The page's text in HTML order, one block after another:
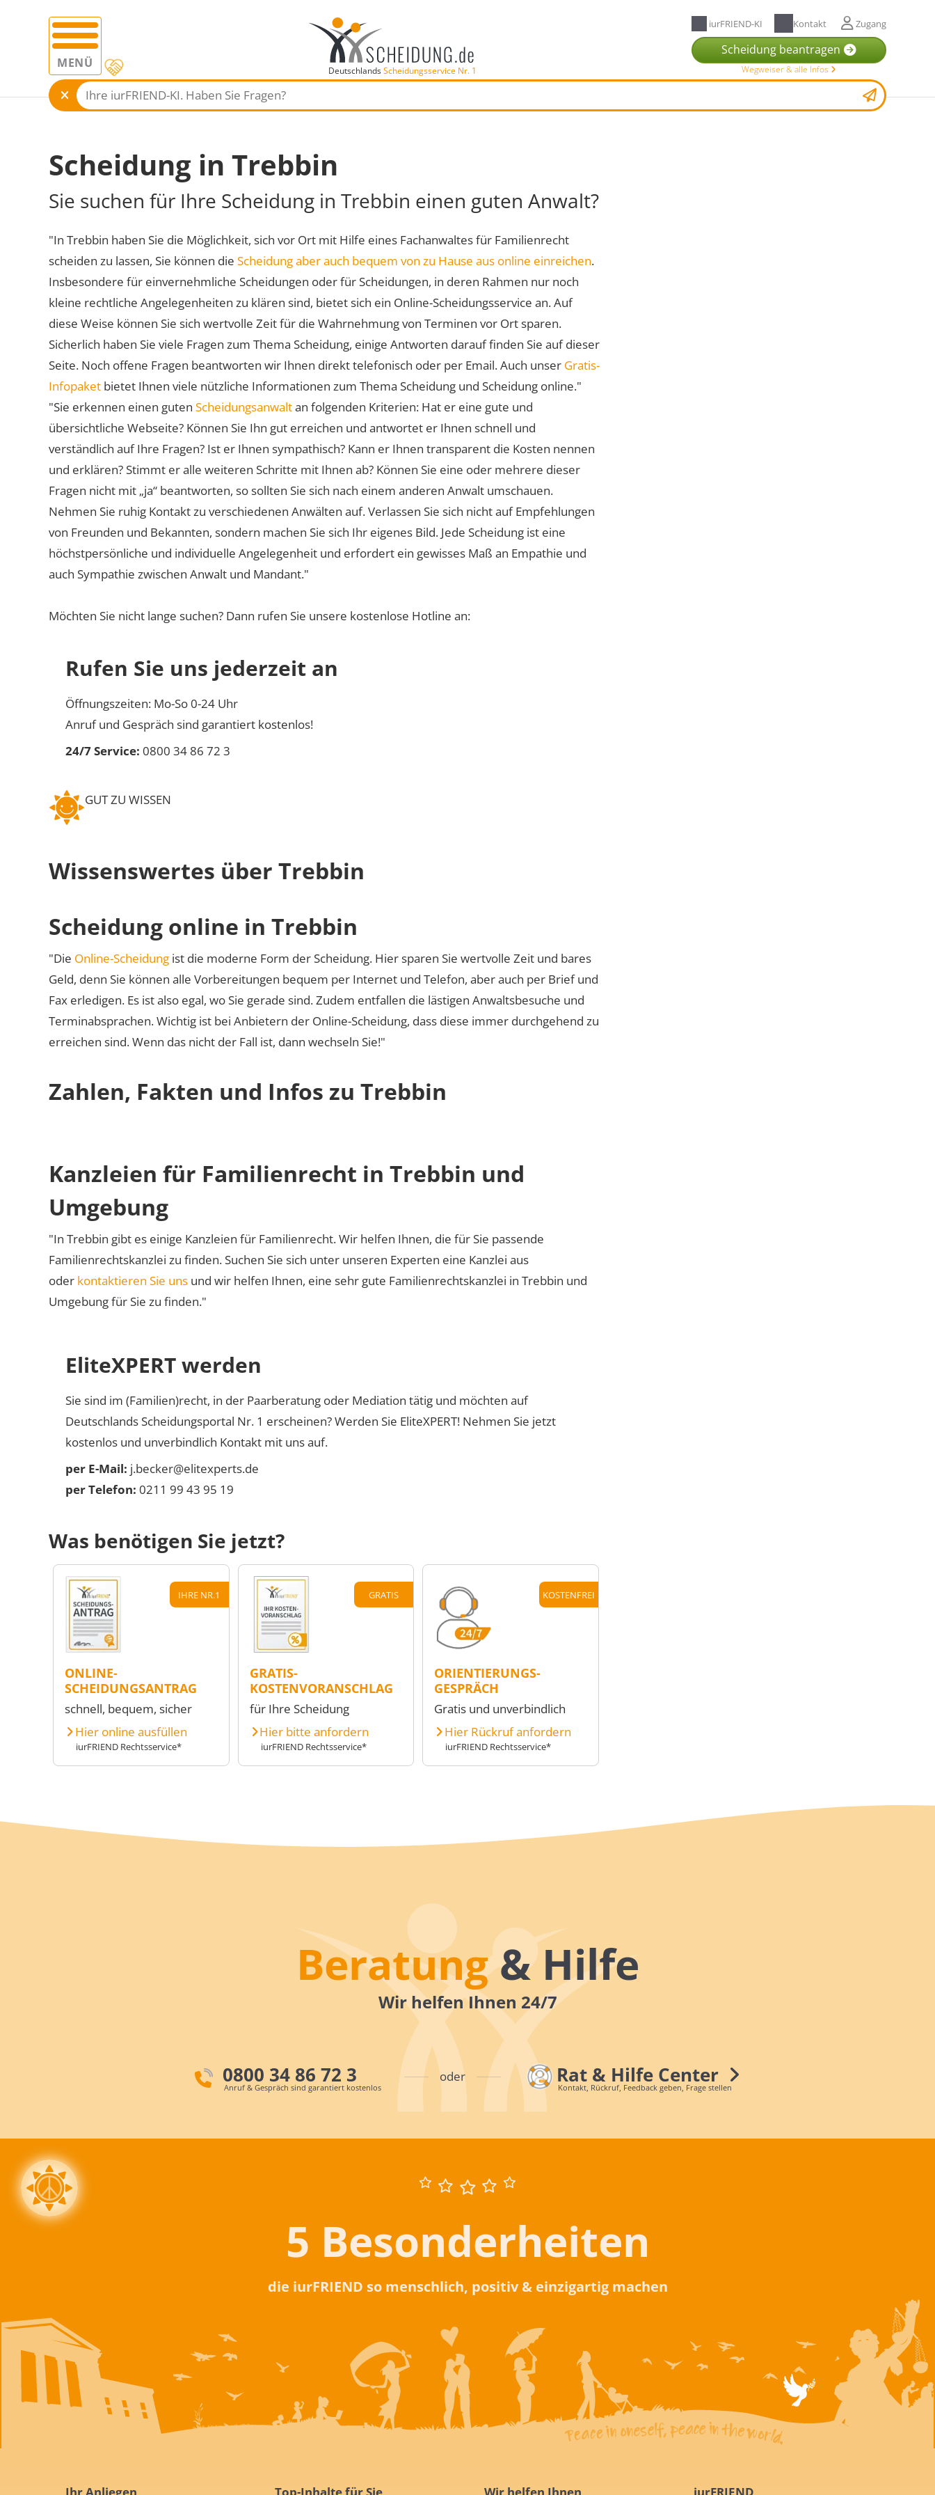
MENÜ DeutschlandsScheidungsservice Nr. 1
iurFRIEND-KI Kontakt Zugang
Scheidung beantragen
Wegweiser & alle Infos
Scheidung in Trebbin
Sie suchen für Ihre Scheidung in Trebbin einen guten Anwalt?
"In Trebbin haben Sie die Möglichkeit, sich vor Ort mit Hilfe eines Fachanwaltes für Familienrecht
scheiden zu lassen, Sie können die Scheidung aber auch bequem von zu Hause aus online einreichen.
Insbesondere für einvernehmliche Scheidungen oder für Scheidungen, in deren Rahmen nur noch
kleine rechtliche Angelegenheiten zu klären sind, bietet sich ein Online-Scheidungsservice an. Auf
diese Weise können Sie sich wertvolle Zeit für die Wahrnehmung von Terminen vor Ort sparen.
Sicherlich haben Sie viele Fragen zum Thema Scheidung, einige Antworten darauf finden Sie auf dieser
Seite. Noch offene Fragen beantworten wir Ihnen direkt telefonisch oder per Email. Auch unser Gratis-
Infopaket bietet Ihnen viele nützliche Informationen zum Thema Scheidung und Scheidung online."
"Sie erkennen einen guten Scheidungsanwaltan folgenden Kriterien: Hat er eine gute und
übersichtliche Webseite? Können Sie Ihn gut erreichen und antwortet er Ihnen schnell und
verständlich auf Ihre Fragen? Ist er Ihnen sympathisch? Kann er Ihnen transparent die Kosten nennen
und erklären? Stimmt er alle weiteren Schritte mit Ihnen ab? Können Sie eine oder mehrere dieser
Fragen nicht mit „ja“ beantworten, so sollten Sie sich nach einem anderen Anwalt umschauen.
Nehmen Sie ruhig Kontakt zu verschiedenen Anwälten auf. Verlassen Sie sich nicht auf Empfehlungen
von Freunden und Bekannten, sondern machen Sie sich Ihr eigenes Bild. Jede Scheidung ist eine
höchstpersönliche und individuelle Angelegenheit und erfordert ein gewisses Maß an Empathie und
auch Sympathie zwischen Anwalt und Mandant."
Möchten Sie nicht lange suchen? Dann rufen Sie unsere kostenlose Hotline an:
Rufen Sie uns jederzeit an
Öffnungszeiten: Mo-So 0-24 Uhr
Anruf und Gespräch sind garantiert kostenlos!
24/7 Service: 0800 34 86 72 3
GUT ZU WISSEN
Wissenswertes über Trebbin
Scheidung online in Trebbin
"Die Online-Scheidung ist die moderne Form der Scheidung. Hier sparen Sie wertvolle Zeit und bares
Geld, denn Sie können alle Vorbereitungen bequem per Internet und Telefon, aber auch per Brief und
Fax erledigen. Es ist also egal, wo Sie gerade sind. Zudem entfallen die lästigen Anwaltsbesuche und
Terminabsprachen. Wichtig ist bei Anbietern der Online-Scheidung, dass diese immer durchgehend zu
erreichen sind. Wenn das nicht der Fall ist, dann wechseln Sie!"
Zahlen, Fakten und Infos zu Trebbin
Kanzleien für Familienrecht in Trebbin und
Umgebung
"In Trebbin gibt es einige Kanzleien für Familienrecht. Wir helfen Ihnen, die für Sie passende
Familienrechtskanzlei zu finden. Suchen Sie sich unter unseren Experten eine Kanzlei aus
oder kontaktieren Sie uns und wir helfen Ihnen, eine sehr gute Familienrechtskanzlei in Trebbin und
Umgebung für Sie zu finden."
EliteXPERT werden
Sie sind im (Familien)recht, in der Paarberatung oder Mediation tätig und möchten auf
Deutschlands Scheidungsportal Nr. 1 erscheinen? Werden Sie EliteXPERT! Nehmen Sie jetzt
kostenlos und unverbindlich Kontakt mit uns auf.
per E-Mail: j.becker@elitexperts.de
per Telefon: 0211 99 43 95 19
Was benötigen Sie jetzt?
IHRE NR.1
ONLINE-
SCHEIDUNGSANTRAG
schnell, bequem, sicher
Hier online ausfüllen
iurFRIEND Rechtsservice*
GRATIS
GRATIS-
KOSTENVORANSCHLAG
für Ihre Scheidung
Hier bitte anfordern
iurFRIEND Rechtsservice*
KOSTENFREI
ORIENTIERUNGS-
GESPRÄCH
Gratis und unverbindlich
Hier Rückruf anfordern
iurFRIEND Rechtsservice*
Beratung& Hilfe
Wir helfen Ihnen 24/7
0800 34 86 72 3
Anruf & Gespräch sind garantiert kostenlos
oder Rat & Hilfe Center
Kontakt, Rückruf, Feedback geben, Frage stellen
5 Besonderheiten
die iurFRIEND so menschlich, positiv & einzigartig machen